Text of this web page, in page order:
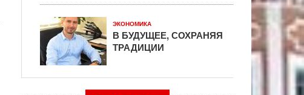
ЭКОНОМИКА
В БУДУЩЕЕ, СОХРАНЯЯ
ТРАДИЦИИ